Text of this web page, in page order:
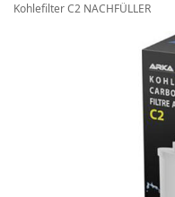
Kohlefilter C2 NACHFÜLLER